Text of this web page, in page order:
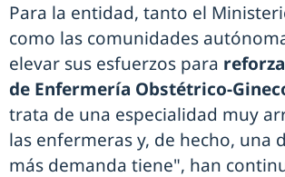
Para la entidad, tanto el
como las comunidades
elevar sus esfuerzos para
de Enfermería Obstétrico-
trata de una especialidad muy
las enfermeras y, de hecho, una
más demanda tiene", han